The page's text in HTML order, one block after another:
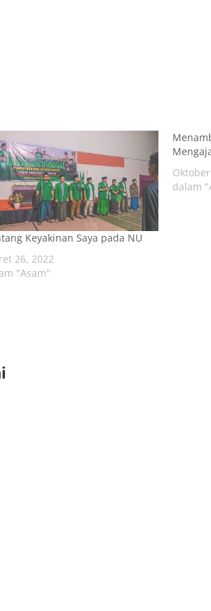
Keyakinan Saya pada NU
26, 2022
"Asam"
dalam